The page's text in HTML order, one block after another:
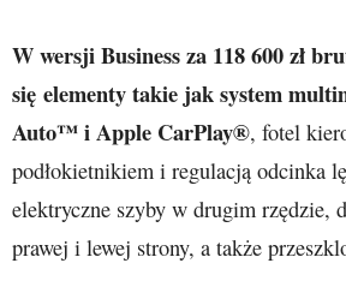
W wersji Business za 118 600 zł
się elementy takie jak system
Auto™ i Apple CarPlay®, fotel
podłokietnikiem i regulacją odcinka
elektryczne szyby w drugim rzędzie,
prawej i lewej strony, a także